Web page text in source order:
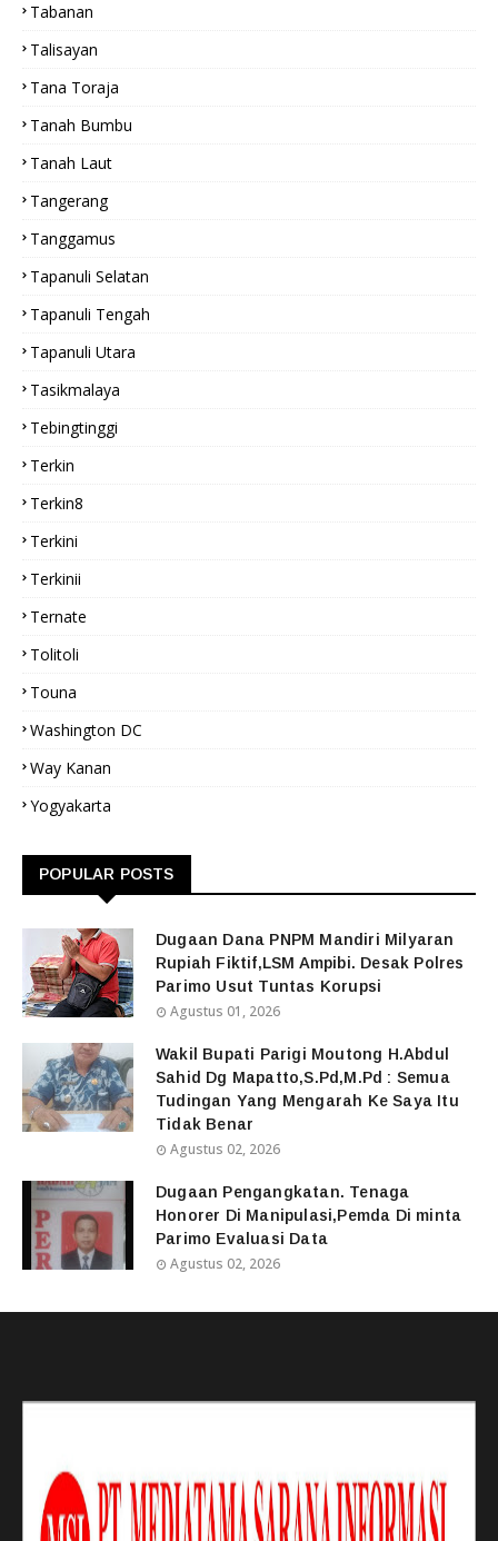
Tabanan
Talisayan
Tana Toraja
Tanah Bumbu
Tanah Laut
Tangerang
Tanggamus
Tapanuli Selatan
Tapanuli Tengah
Tapanuli Utara
Tasikmalaya
Tebingtinggi
Terkin
Terkin8
Terkini
Terkinii
Ternate
Tolitoli
Touna
Washington DC
Way Kanan
Yogyakarta
POPULAR POSTS
Dugaan Dana PNPM Mandiri Milyaran
Rupiah Fiktif,LSM Ampibi. Desak Polres
Parimo Usut Tuntas Korupsi
Agustus 01, 2026
Wakil Bupati Parigi Moutong H.Abdul
Sahid Dg Mapatto,S.Pd,M.Pd : Semua
Tudingan Yang Mengarah Ke Saya Itu
Tidak Benar
Agustus 02, 2026
Dugaan Pengangkatan. Tenaga
Honorer Di Manipulasi,Pemda Di minta
Parimo Evaluasi Data
Agustus 02, 2026